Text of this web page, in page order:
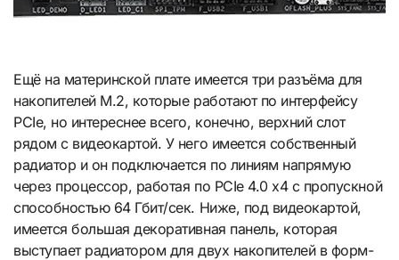
Ещё на материнской плате имеется три разъёма для
накопителей M.2, которые работают по интерфейсу
PCIe, но интереснее всего, конечно, верхний слот
рядом с видеокартой. У него имеется собственный
радиатор и он подключается по линиям напрямую
через процессор, работая по PCIe 4.0 x4 с пропускной
способностью 64 Гбит/сек. Ниже, под видеокартой,
имеется большая декоративная панель, которая
выступает радиатором для двух накопителей в форм-